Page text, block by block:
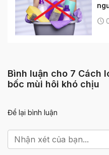
Bình luận cho 7 Cách
bốc mùi hôi khó chịu
Để lại bình luận